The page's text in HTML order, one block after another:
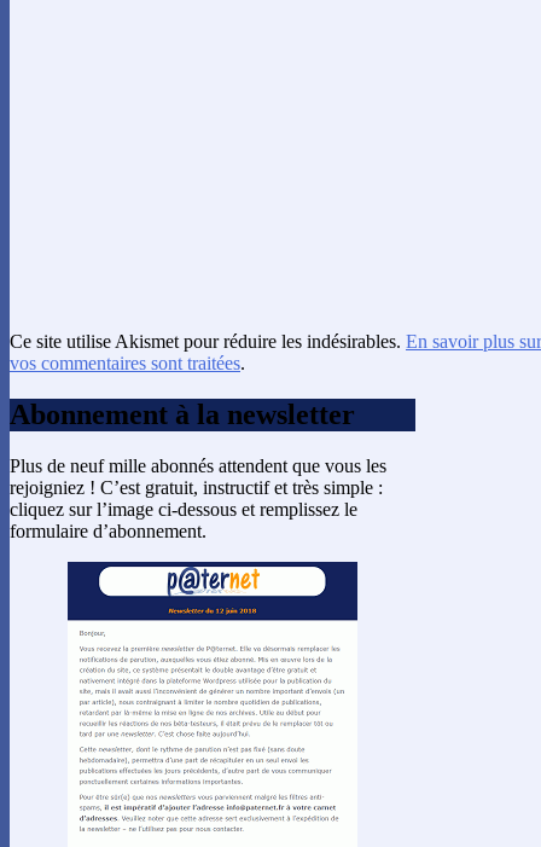
Ce site utilise Akismet pour réduire les indésirables. En savoir plus
vos commentaires sont traitées.
Abonnement à la newsletter
Plus de neuf mille abonnés attendent que vous les
rejoigniez ! C’est gratuit, instructif et très simple :
cliquez sur l’image ci-dessous et remplissez le
formulaire d’abonnement.